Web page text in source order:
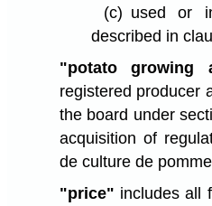
(c) used or
described in
"potato growing
registered producer
the board under
acquisition of
de culture de
"price" includes all